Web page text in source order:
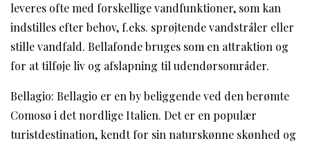
leveres ofte med forskellige vandfunktioner, som kan
indstilles efter behov, f.eks. sprøjtende vandstråler eller
stille vandfald. Bellafonde bruges som en attraktion og
for at tilføje liv og afslapning til udendørsområder.
Bellagio: Bellagio er en by beliggende ved den berømte
Comosø i det nordlige Italien. Det er en populær
turistdestination, kendt for sin naturskønne skønhed og